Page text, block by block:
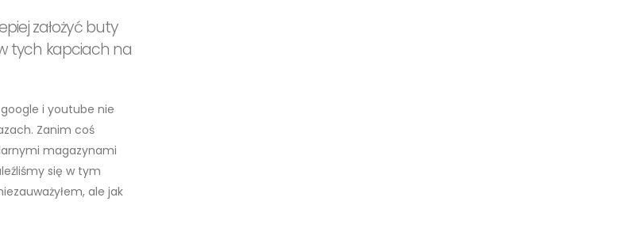
założyć buty
tych kapciach na
i youtube nie
Zanim coś
magazynami
się w tym
ale jak